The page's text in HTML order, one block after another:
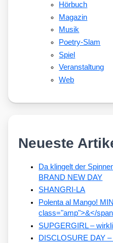
Hörbuch
Magazin
Musik
Poetry-Slam
Spiel
Veranstaltung
Web
Neueste
Da klingelt der
BRAND NEW DAY
SHANGRI-LA
Polenta al Mango!
class="amp">&</
SUPGERGIRL –
DISCLOSURE DAY